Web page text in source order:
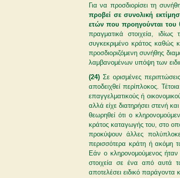
Για να προσδιορίσει τη
προβεί σε συνολική
ετών που προηγούνται του
πραγματικά στοιχεία,
συγκεκριμένο κράτος καθώς
προσδιοριζόμενη συνήθης
λαμβανομένων υπόψη των
(24) Σε ορισμένες
αποδειχθεί περίπλοκος.
επαγγελματικούς ή
αλλά είχε διατηρήσει στενή
θεωρηθεί ότι ο
κράτος καταγωγής του, στο
προκύψουν άλλες
περισσότερα κράτη ή ακόμη
Εάν ο κληρονομούμενος
στοιχεία σε ένα από αυτά
αποτελέσει ειδικό